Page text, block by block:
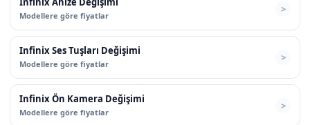
Modellere göre fiyatlar
Infinix Ses Tuşları Değişimi
Modellere göre fiyatlar
Infinix Ön Kamera Değişimi
Modellere göre fiyatlar